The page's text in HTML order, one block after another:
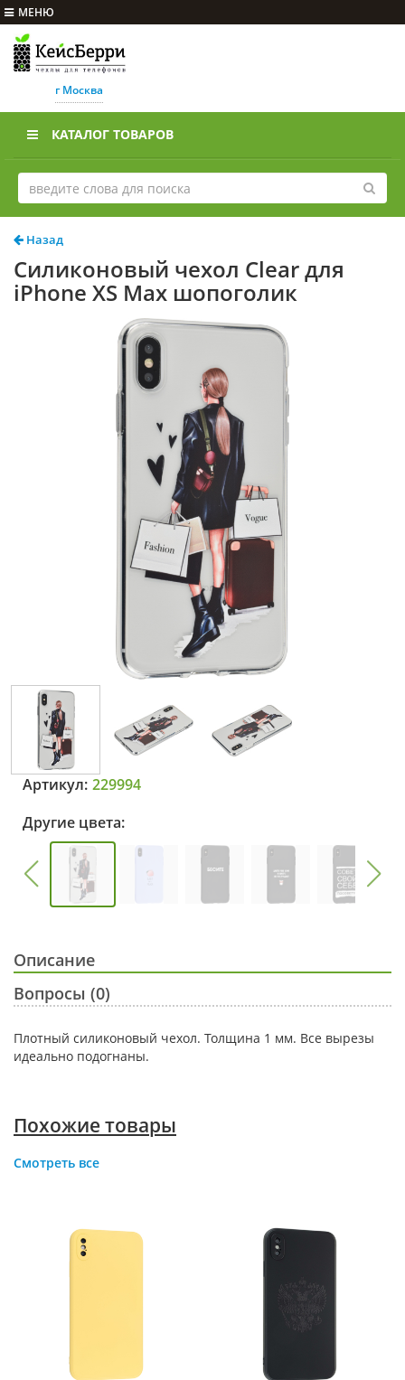
МЕНЮ
г Москва
КАТАЛОГ ТОВАРОВ
Назад
Силиконовый чехол Clear для
iPhone XS Max шопоголик
Артикул: 229994
Другие цвета:
Описание
Вопросы (0)
Плотный силиконовый чехол. Толщина 1 мм. Все вырезы
идеально подогнаны.
Похожие товары
Смотреть все